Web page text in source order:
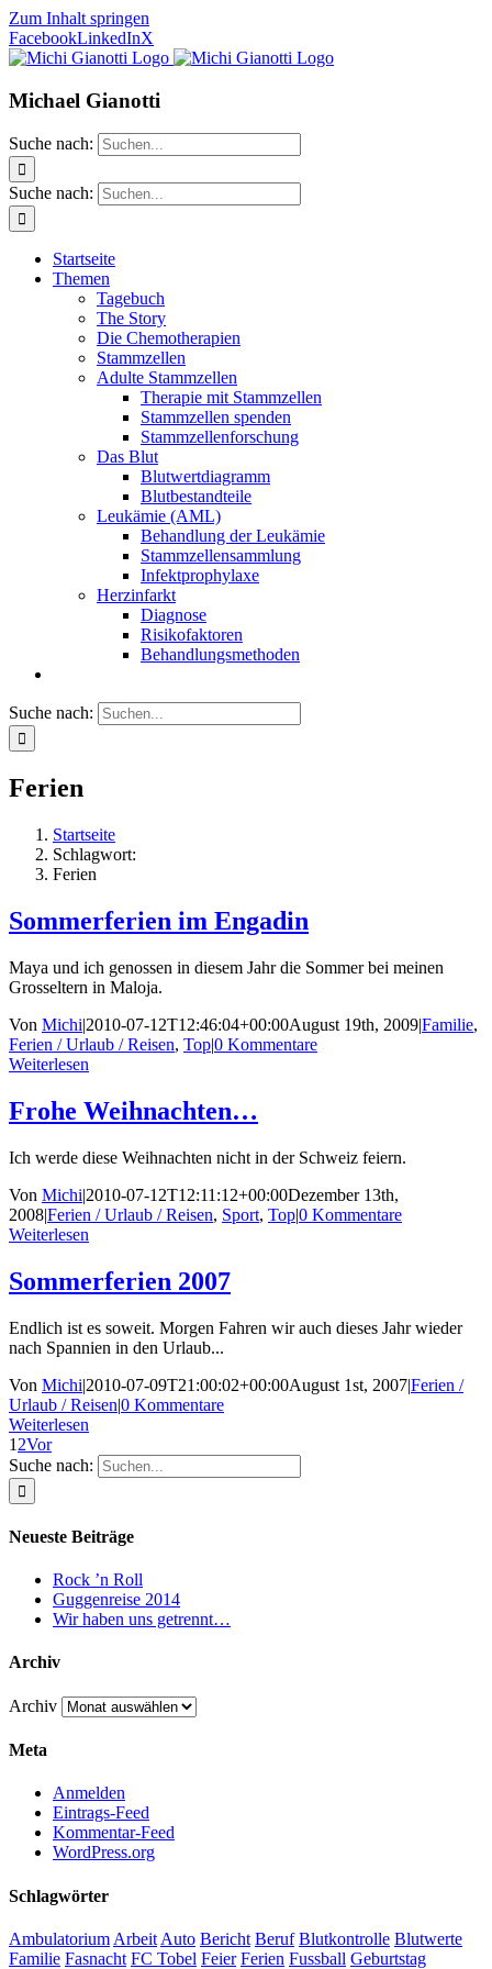
Zum Inhalt springen
FacebookLinkedInX
Michael Gianotti
Suche nach:
Suche nach:
Startseite
Themen
Tagebuch
The Story
Die Chemotherapien
Stammzellen
Adulte Stammzellen
Therapie mit Stammzellen
Stammzellen spenden
Stammzellenforschung
Das Blut
Blutwertdiagramm
Blutbestandteile
Leukämie (AML)
Behandlung der Leukämie
Stammzellensammlung
Infektprophylaxe
Herzinfarkt
Diagnose
Risikofaktoren
Behandlungsmethoden
Suche nach:
Ferien
Startseite
Schlagwort:
Ferien
Sommerferien im Engadin
Maya und ich genossen in diesem Jahr die Sommer bei meinen
Grosseltern in Maloja.
Von Michi|2010-07-12T12:46:04+00:00August 19th, 2009|Familie,
Ferien / Urlaub / Reisen, Top|0 Kommentare
Weiterlesen
Frohe Weihnachten…
Ich werde diese Weihnachten nicht in der Schweiz feiern.
Von Michi|2010-07-12T12:11:12+00:00Dezember 13th,
2008|Ferien / Urlaub / Reisen, Sport, Top|0 Kommentare
Weiterlesen
Sommerferien 2007
Endlich ist es soweit. Morgen Fahren wir auch dieses Jahr wieder
nach Spannien in den Urlaub...
Von Michi|2010-07-09T21:00:02+00:00August 1st, 2007|Ferien /
Urlaub / Reisen|0 Kommentare
Weiterlesen
1 2Vor
Suche nach:
Neueste Beiträge
Rock ’n Roll
Guggenreise 2014
Wir haben uns getrennt…
Archiv
Archiv
Meta
Anmelden
Eintrags-Feed
Kommentar-Feed
WordPress.org
Schlagwörter
Ambulatorium Arbeit Auto Bericht Beruf Blutkontrolle Blutwerte
Familie Fasnacht FC Tobel Feier Ferien Fussball Geburtstag